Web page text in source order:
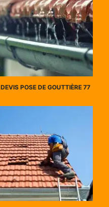
DEVIS POSE DE GOUTTIÈRE 77